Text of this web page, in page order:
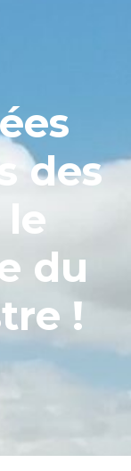
des
du
!